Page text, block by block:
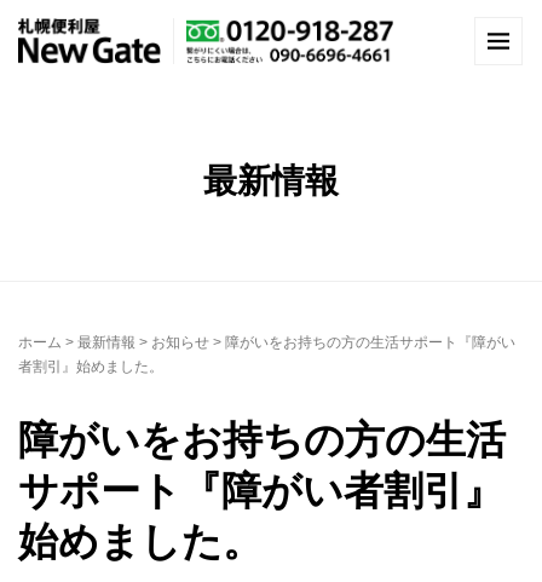
最新情報
ホーム > 最新情報 > お知らせ > 障がいをお持ちの方の生活サポート『障がい
者割引』始めました。
障がいをお持ちの方の生活
サポート『障がい者割引』
始めました。